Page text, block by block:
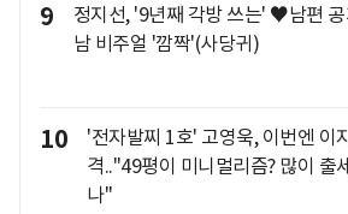
9
정지선, '9년째 각방 쓰는' ♥남편 공
남 비주얼 '깜짝'(사당귀)
10
'전자발찌 1호' 고영욱, 이번엔 이
격.."49평이 미니멀리즘? 많이 출
나"